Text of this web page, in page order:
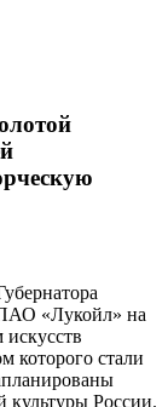
«Лукойл» на
которого стали
культуры России.